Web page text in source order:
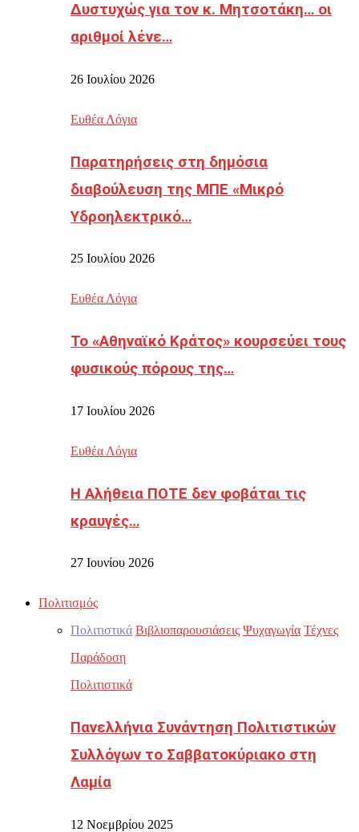
Δυστυχώς για τον κ. Μητσοτάκη… οι
αριθμοί λένε…
26 Ιουλίου 2026
Ευθέα Λόγια
Παρατηρήσεις στη δημόσια
διαβούλευση της ΜΠΕ «Μικρό
Υδροηλεκτρικό…
25 Ιουλίου 2026
Ευθέα Λόγια
Το «Αθηναϊκό Κράτος» κουρσεύει τους
φυσικούς πόρους της…
17 Ιουλίου 2026
Ευθέα Λόγια
Η Αλήθεια ΠΟΤΕ δεν φοβάται τις
κραυγές…
27 Ιουνίου 2026
Πολιτισμός
Πολιτιστικά Βιβλιοπαρουσιάσεις Ψυχαγωγία Τέχνες
Παράδοση
Πολιτιστικά
Πανελλήνια Συνάντηση Πολιτιστικών
Συλλόγων το Σαββατοκύριακο στη
Λαμία
12 Νοεμβρίου 2025